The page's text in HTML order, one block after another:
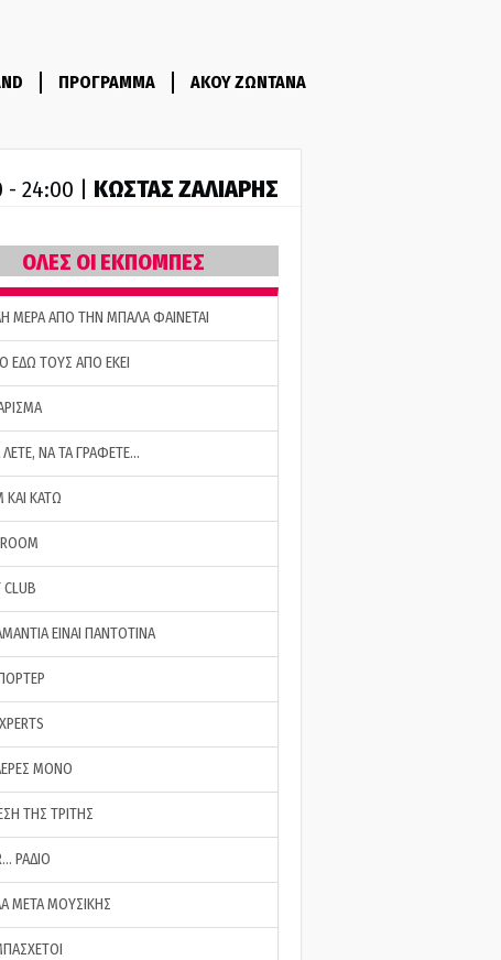
ΠΡΟΓΡΑΜΜΑ ΑΚΟΥ ΖΩΝΤΑΝΑ
- 24:00 | ΚΩΣΤΑΣ ΖΑΛΙΑΡΗΣ
ΟΛΕΣ ΟΙ ΕΚΠΟΜΠΕΣ
ΜΕΡΑ ΑΠΟ ΤΗΝ ΜΠΑΛΑ ΦΑΙΝΕΤΑΙ
ΕΔΩ ΤΟΥΣ ΑΠΟ ΕΚΕΙ
ΝΑ ΤΑ ΓΡΑΦΕΤΕ…
ΚΑΤΩ
CLUB
ΕΙΝΑΙ ΠΑΝΤΟΤΙΝΑ
ΜΟΝΟ
ΤΗΣ ΤΡΙΤΗΣ
ΡΑΔΙΟ
ΜΕΤΑ ΜΟΥΣΙΚΗΣ